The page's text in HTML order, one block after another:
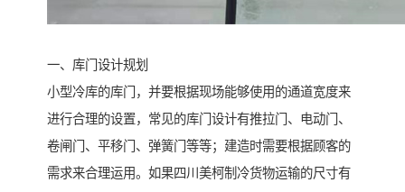
一、库门设计规划
小型冷库的库门，并要根据现场能够使用的通道宽度来
进行合理的设置，常见的库门设计有推拉门、电动门、
卷闸门、平移门、弹簧门等等；建造时需要根据顾客的
需求来合理运用。如果四川美柯制冷货物运输的尺寸有